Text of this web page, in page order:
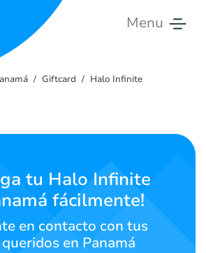
Menu
Giftcard Halo Infinite
tu Halo Infinite
fácilmente!
en contacto con tus
en Panamá